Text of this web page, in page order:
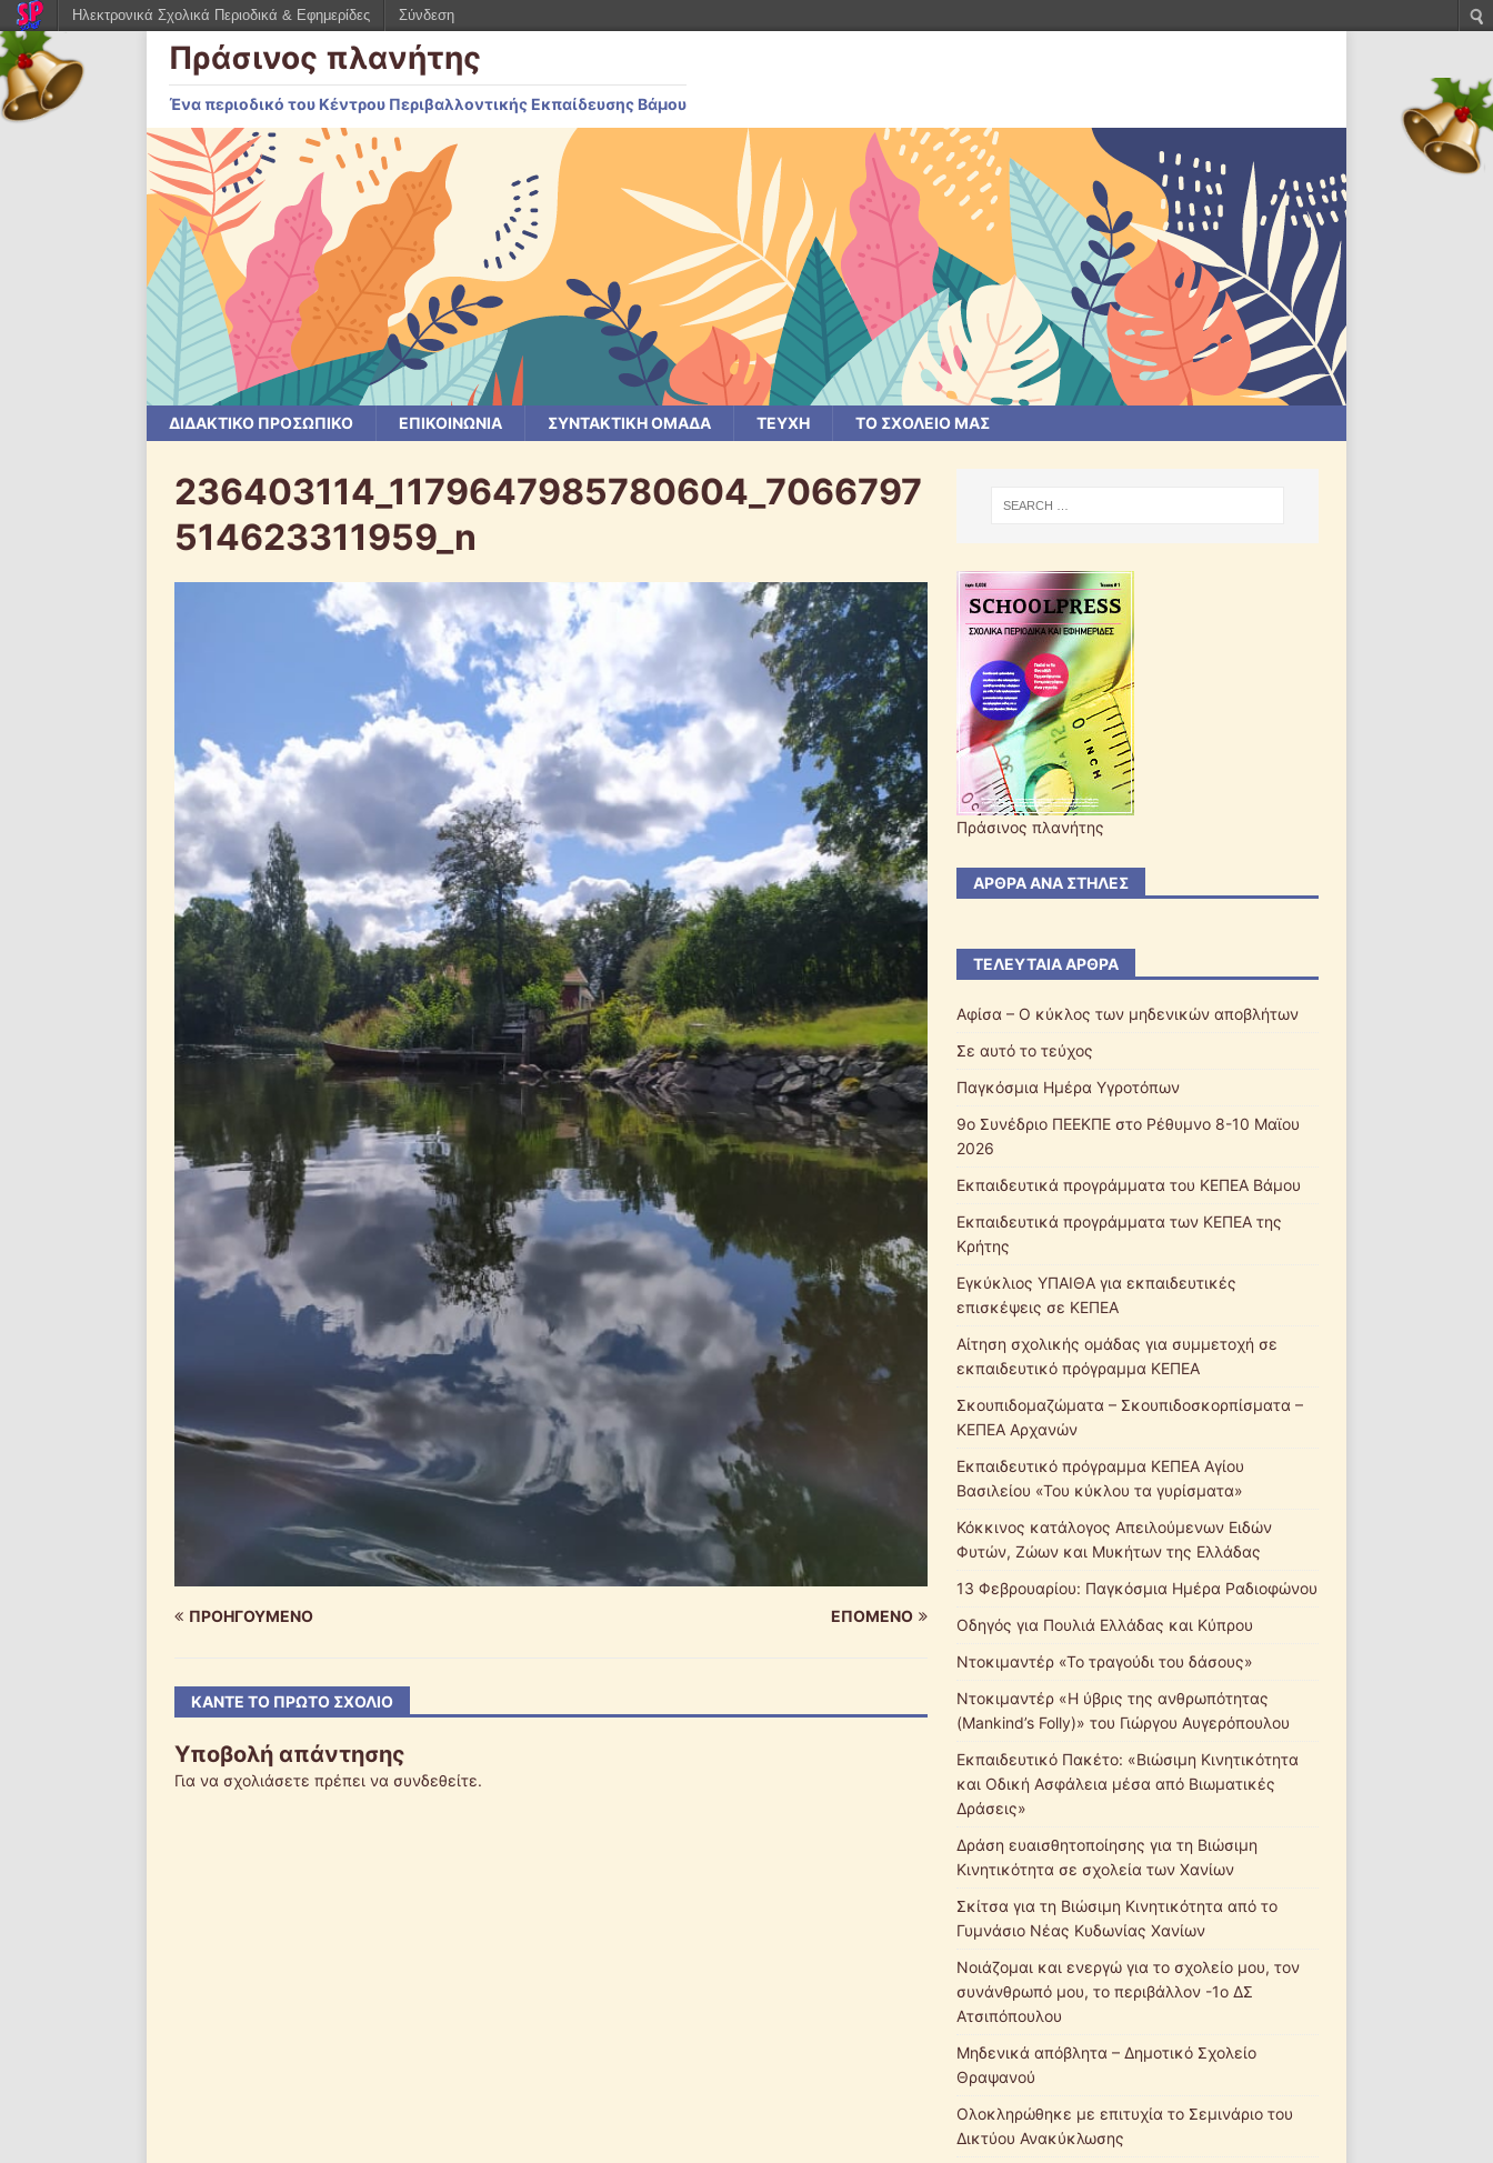
Πράσινος πλανήτης
Ένα περιοδικό του Κέντρου Περιβαλλοντικής Εκπαίδευσης Βάμου
ΔΙΔΑΚΤΙΚΟ ΠΡΟΣΩΠΙΚΟ ΕΠΙΚΟΙΝΩΝΙΑ ΣΥΝΤΑΚΤΙΚΗ ΟΜΑΔΑ ΤΕΥΧΗ ΤΟ ΣΧΟΛΕΙΟ ΜΑΣ
236403114_1179647985780604_7066797
514623311959_n
ΠΡΟΗΓΟΎΜΕΝΟ ΕΠΌΜΕΝΟ
ΚΆΝΤΕ ΤΟ ΠΡΏΤΟ ΣΧΌΛΙΟ
Υποβολή απάντησης
Για να σχολιάσετε πρέπει να συνδεθείτε.
Πράσινος πλανήτης
ΆΡΘΡΑ ΑΝΆ ΣΤΉΛΕΣ
ΤΕΛΕΥΤΑΊΑ ΆΡΘΡΑ
Αφίσα – Ο κύκλος των μηδενικών αποβλήτων
Σε αυτό το τεύχος
Παγκόσμια Ημέρα Υγροτόπων
9ο Συνέδριο ΠΕΕΚΠΕ στο Ρέθυμνο 8-10 Μαϊου
2026
Εκπαιδευτικά προγράμματα του ΚΕΠΕΑ Βάμου
Εκπαιδευτικά προγράμματα των ΚΕΠΕΑ της
Κρήτης
Εγκύκλιος ΥΠΑΙΘΑ για εκπαιδευτικές
επισκέψεις σε ΚΕΠΕΑ
Αίτηση σχολικής ομάδας για συμμετοχή σε
εκπαιδευτικό πρόγραμμα ΚΕΠΕΑ
Σκουπιδομαζώματα – Σκουπιδοσκορπίσματα –
ΚΕΠΕΑ Αρχανών
Εκπαιδευτικό πρόγραμμα ΚΕΠΕΑ Αγίου
Βασιλείου «Του κύκλου τα γυρίσματα»
Κόκκινος κατάλογος Απειλούμενων Ειδών
Φυτών, Ζώων και Μυκήτων της Ελλάδας
13 Φεβρουαρίου: Παγκόσμια Ημέρα Ραδιοφώνου
Οδηγός για Πουλιά Ελλάδας και Κύπρου
Ντοκιμαντέρ «Το τραγούδι του δάσους»
Ντοκιμαντέρ «Η ύβρις της ανθρωπότητας
(Mankind’s Folly)» του Γιώργου Αυγερόπουλου
Εκπαιδευτικό Πακέτο: «Βιώσιμη Κινητικότητα
και Οδική Ασφάλεια μέσα από Βιωματικές
Δράσεις»
Δράση ευαισθητοποίησης για τη Βιώσιμη
Κινητικότητα σε σχολεία των Χανίων
Σκίτσα για τη Βιώσιμη Κινητικότητα από το
Γυμνάσιο Νέας Κυδωνίας Χανίων
Νοιάζομαι και ενεργώ για το σχολείο μου, τον
συνάνθρωπό μου, το περιβάλλον -1ο ΔΣ
Ατσιπόπουλου
Μηδενικά απόβλητα – Δημοτικό Σχολείο
Θραψανού
Ολοκληρώθηκε με επιτυχία το Σεμινάριο του
Δικτύου Ανακύκλωσης
Ηλεκτρονικά Σχολικά Περιοδικά & Εφημερίδες Σύνδεση